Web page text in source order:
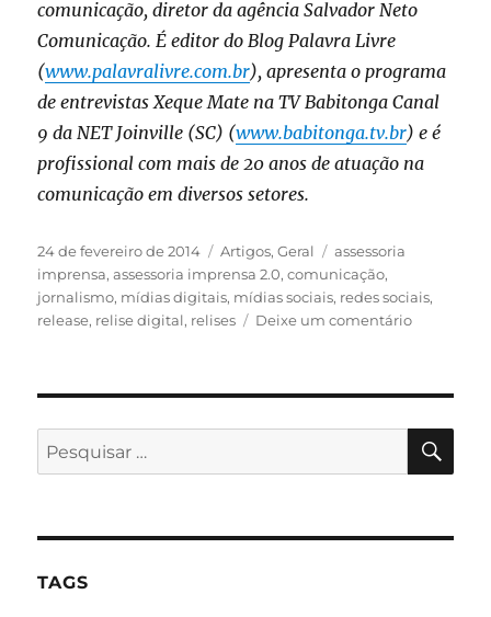
comunicação, diretor da agência Salvador Neto
Comunicação. É editor do Blog Palavra Livre
(www.palavralivre.com.br), apresenta o programa
de entrevistas Xeque Mate na TV Babitonga Canal
9 da NET Joinville (SC) (www.babitonga.tv.br) e é
profissional com mais de 20 anos de atuação na
comunicação em diversos setores.
Publicado
em
24 de fevereiro de 2014 Categorias
Artigos,Geral Tags
assessoria
imprensa,assessoria imprensa 2.0,comunicação,
jornalismo, mídias digitais, mídias sociais, redes sociais,
release, relise digital, relises Deixe um comentárioem
2.0
Pesquisar
por:
TAGS